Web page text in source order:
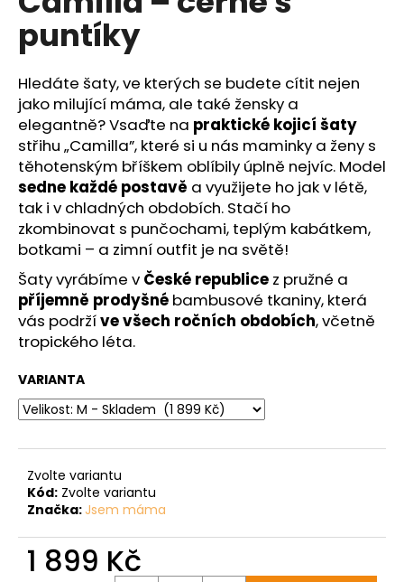
z
5
hvězdiček.
puntíky
Hledáte šaty, ve kterých se budete cítit nejen
jako milující máma, ale také žensky a
elegantně? Vsaďte na praktické kojicí šaty
střihu „Camilla”, které si u nás maminky a ženy s
těhotenským bříškem oblíbily úplně nejvíc. Model
sedne každé postavě a využijete ho jak v létě,
tak i v chladných obdobích. Stačí ho
zkombinovat s punčochami, teplým kabátkem,
botkami – a zimní outfit je na světě!
Šaty vyrábíme v České republice z pružné a
příjemně prodyšné bambusové tkaniny, která
vás podržíve všech ročních obdobích, včetně
tropického léta.
VARIANTA
Zvolte variantu
Kód: Zvolte variantu
Značka: Jsem máma
1 899 Kč
u
e
m
e